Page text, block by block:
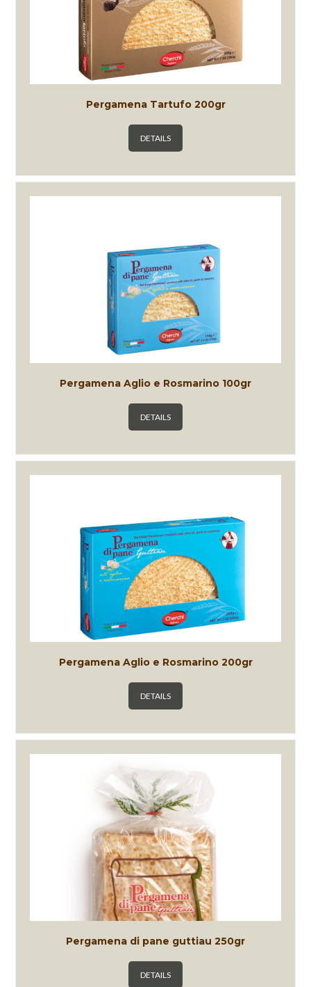
Pergamena Tartufo 200gr
DETAILS
Pergamena Aglio e Rosmarino 100gr
DETAILS
Pergamena Aglio e Rosmarino 200gr
DETAILS
Pergamena di pane guttiau 250gr
DETAILS